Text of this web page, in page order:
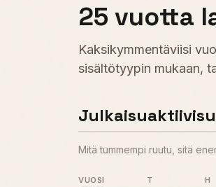
25 vuotta
Kaksikymmentäviisi
sisältötyypin mukaan,
Mitä tummempi ruutu, sitä
VUOSI T H